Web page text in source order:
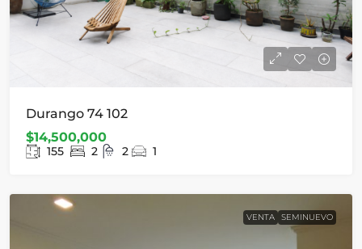
Durango 74 102
$14,500,000
155 2 2 1
VENTA SEMINUEVO